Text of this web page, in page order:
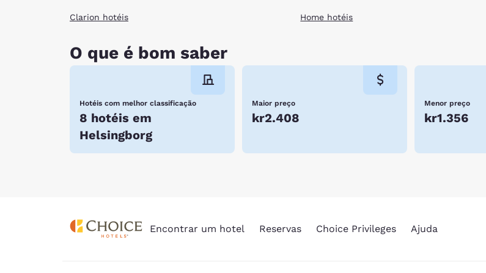
Clarion hotéis Home hotéis
O que é bom saber
Hotéis com melhor classificação
8 hotéis em
Helsingborg
Maior preço
kr2.408
Menor preço
kr1.356
Encontrar um hotel Reservas Choice Privileges Ajuda